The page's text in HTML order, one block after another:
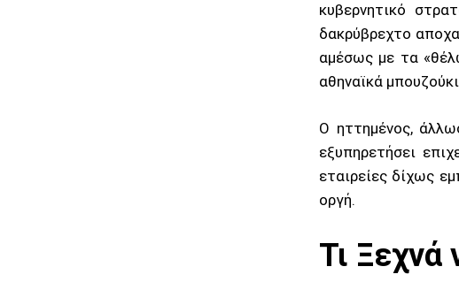
κυβερνητικό
δακρύβρεχτο
αμέσως με τα
αθηναϊκά
Ο ηττημένος,
εξυπηρετήσει
εταιρείες δίχως
οργή.
Τι